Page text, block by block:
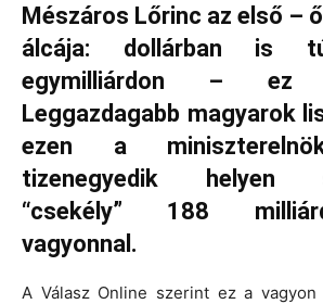
Mészáros Lőrinc az első –
álcája: dollárban is
egymilliárdon –
Leggazdagabb magyarok
ezen a
tizenegyedik helyen
“csekély” 188
vagyonnal.
A Válasz Online szerint ez a vagyon